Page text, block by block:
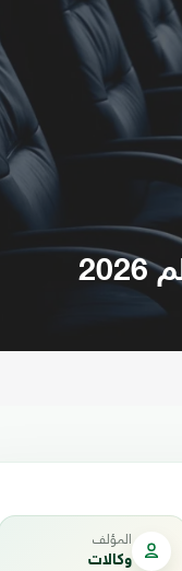
المؤلف
وكالات